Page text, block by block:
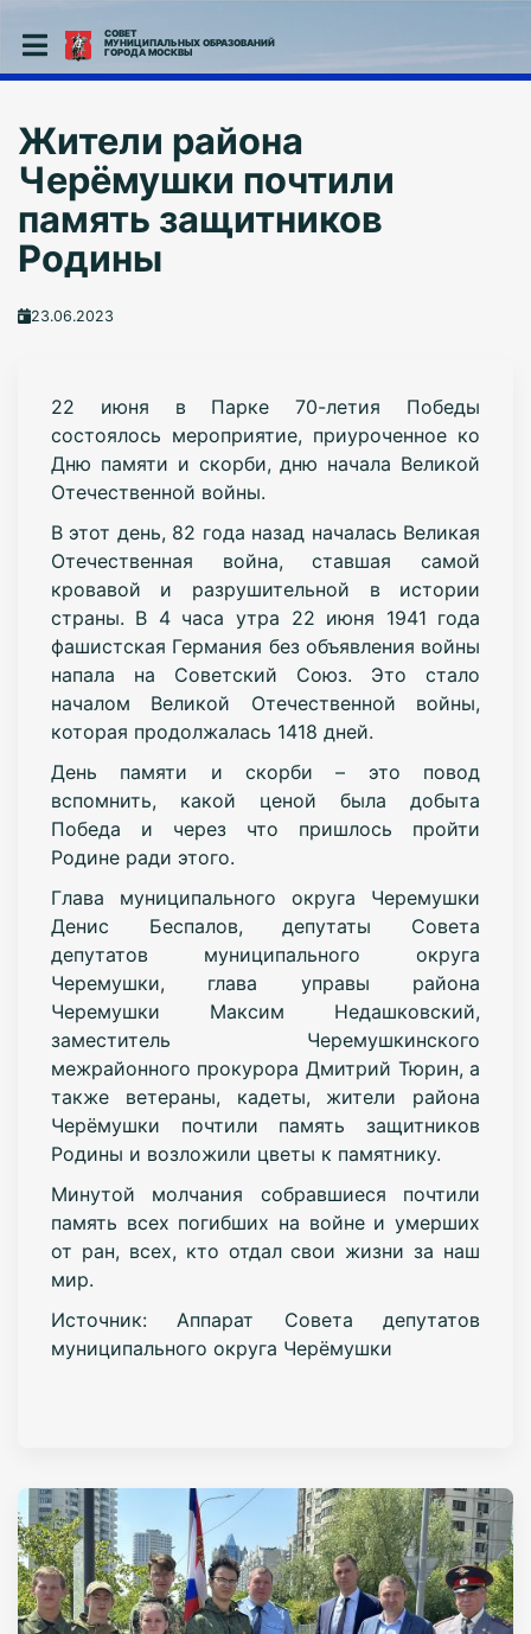
СОВЕТ
МУНИЦИПАЛЬНЫХ ОБРАЗОВАНИЙ
ГОРОДА МОСКВЫ
Жители района
Черёмушки почтили
память защитников
Родины
23.06.2023
22 июня в Парке 70-летия Победы
состоялось мероприятие, приуроченное ко
Дню памяти и скорби, дню начала Великой
Отечественной войны.
В этот день, 82 года назад началась Великая
Отечественная война, ставшая самой
кровавой и разрушительной в истории
страны. В 4 часа утра 22 июня 1941 года
фашистская Германия без объявления войны
напала на Советский Союз. Это стало
началом Великой Отечественной войны,
которая продолжалась 1418 дней.
День памяти и скорби – это повод
вспомнить, какой ценой была добыта
Победа и через что пришлось пройти
Родине ради этого.
Глава муниципального округа Черемушки
Денис Беспалов, депутаты Совета
депутатов муниципального округа
Черемушки, глава управы района
Черемушки Максим Недашковский,
заместитель Черемушкинского
межрайонного прокурора Дмитрий Тюрин, а
также ветераны, кадеты, жители района
Черёмушки почтили память защитников
Родины и возложили цветы к памятнику.
Минутой молчания собравшиеся почтили
память всех погибших на войне и умерших
от ран, всех, кто отдал свои жизни за наш
мир.
Источник: Аппарат Совета депутатов
муниципального округа Черёмушки